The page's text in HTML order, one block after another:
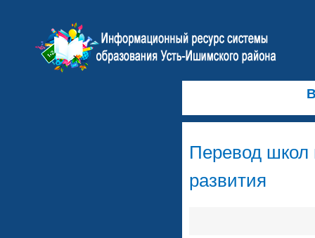
Перевод
развития